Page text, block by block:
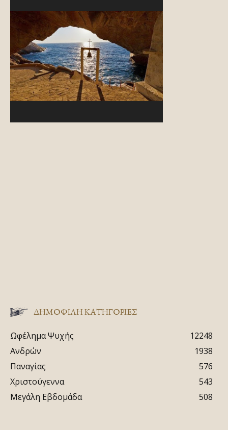
ΔΗΜΟΦΙΛΗ ΚΑΤΗΓΟΡΙΕΣ
Ωφέλημα Ψυχής
12248
Ανδρών
1938
Παναγίας
576
Χριστούγεννα
543
Μεγάλη Εβδομάδα
508